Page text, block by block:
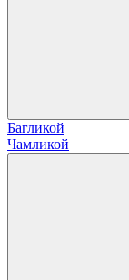
Багликой
Чамликой